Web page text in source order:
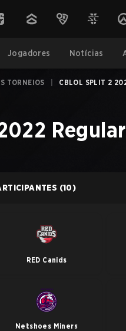
Jogadores Notícias
TORNEIOS CBLOL SPLIT 2
(10)
RED Canids
Netshoes Miners